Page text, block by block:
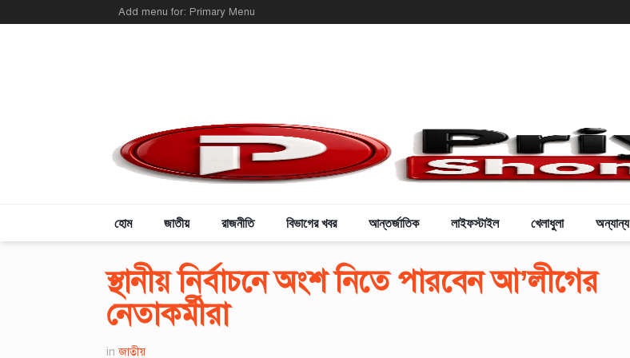
Add menu for: Primary Menu
হোম জাতীয় রাজনীতি বিভাগের খবর আন্তর্জাতিক লাইফস্টাইল খেলাধুলা অন্যান্য
স্থানীয় নির্বাচনে অংশ নিতে পারবেন আ’লীগের
নেতাকর্মীরা
inজাতীয়